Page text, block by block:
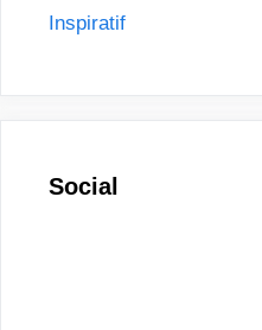
Inspiratif
Social